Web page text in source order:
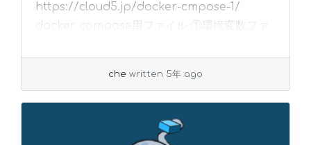
https://cloud5.jp/docker-cmpose-1/
docker compose用ファイル ①環境変数ファ
che written 5年 ago